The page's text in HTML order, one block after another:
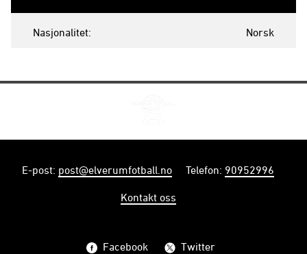
Nasjonalitet Norsk
E-post: post@elverumfotball.no Telefon: 90952996
Kontakt oss
Facebook Twitter